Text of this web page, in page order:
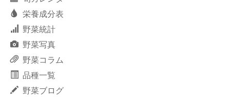
栄養成分表
野菜統計
野菜写真
野菜コラム
品種一覧
野菜ブログ